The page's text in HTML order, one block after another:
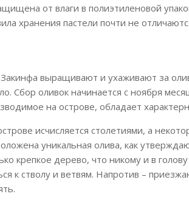
от влаги в полиэтиленовой
хранения пастели почти не
выращивают и ухаживают за
Сбор оливок начинается с ноября
на острове, обладает
исчисляется столетиями, а
уникальная олива, как
крепкое дерево, что никому и в
к стволу и ветвям. Напротив –